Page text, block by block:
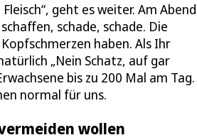
geht es weiter. Am Abend
schade, schade. Die
haben. Als Ihr
„Nein Schatz, auf gar
bis zu 200 Mal am Tag.
normal für uns.
wollen